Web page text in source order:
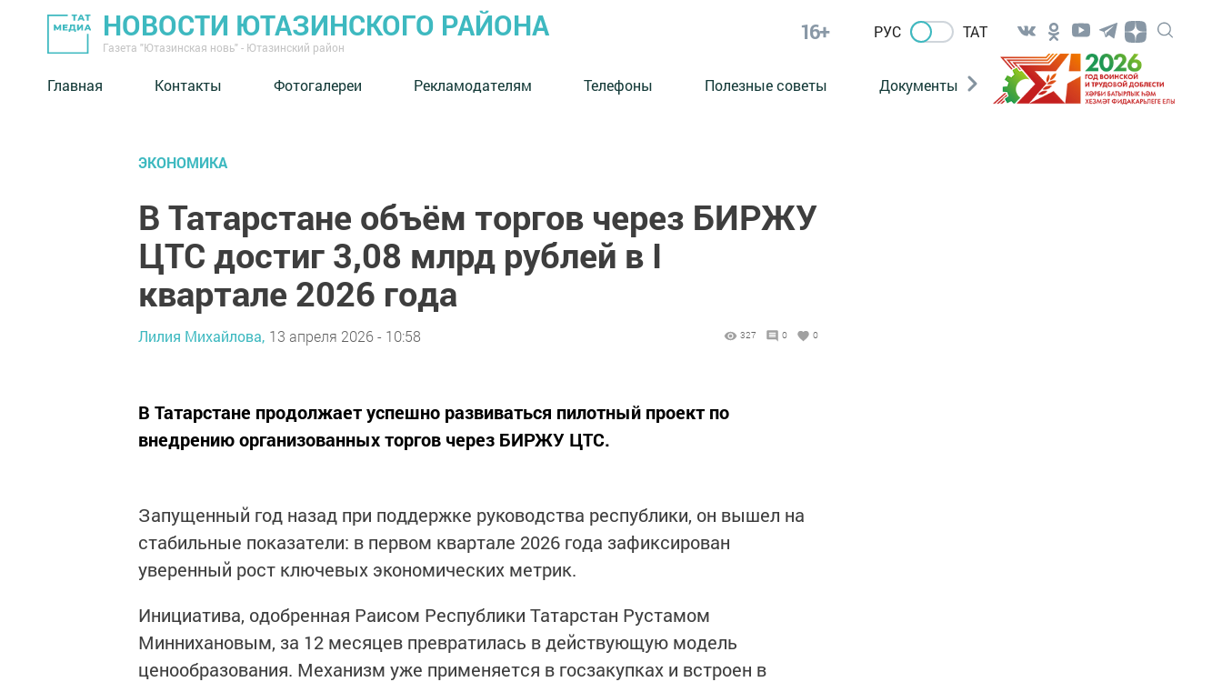
НОВОСТИ ЮТАЗИНСКОГО РАЙОНА
Газета "Ютазинская новь" - Ютазинский район
16+ РУС ТАТ
Главная Контакты Фотогалереи Рекламодателям Телефоны Полезные советы Документы Патриотизм
ЭКОНОМИКА
В Татарстане объём торгов через БИРЖУ
ЦТС достиг 3,08 млрд рублей в I
квартале 2026 года
Лилия Михайлова, 13 апреля 2026 - 10:58 327 0 0
В Татарстане продолжает успешно развиваться пилотный проект по
внедрению организованных торгов через БИРЖУ ЦТС.
Запущенный год назад при поддержке руководства республики, он вышел на
стабильные показатели: в первом квартале 2026 года зафиксирован
уверенный рост ключевых экономических метрик.
Инициатива, одобренная Раисом Республики Татарстан Рустамом
Миннихановым, за 12 месяцев превратилась в действующую модель
ценообразования. Механизм уже применяется в госзакупках и встроен в